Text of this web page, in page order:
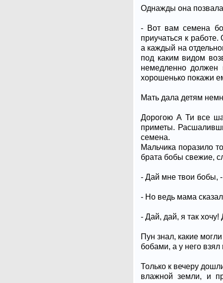
Однажды она позвала
- Вот вам семена
приучаться к
а каждый на
под каким видом
немедленно
хорошенько покажи
Мать дала детям
Дорогою А Ти все
приметы.
семена.
Мальчика поразило
брата бобы свежие,
- Дай мне твои бобы,
- Но ведь мама
- Дай, дай, я так
Пун знал, какие
бобами, а у него взял
Только к вечеру
влажной земли, и